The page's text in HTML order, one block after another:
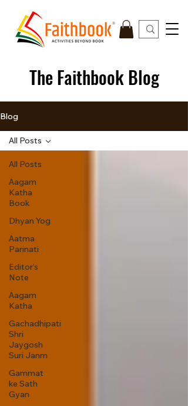
The Faithbook Blog
Blog
All Posts
Aagam
Katha
Book
Dhyan Yog
Aatma
Parinati
Editor’s
Note
Aagam
Katha
Gachadhipati
Shri
Jaygosh
Suri Janm
Gammat
ke Sath
Gyan
All Posts